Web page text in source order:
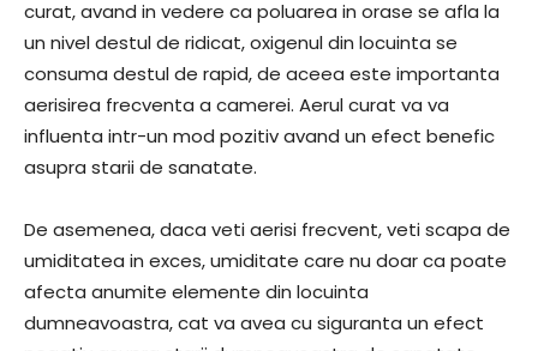
curat, avand in vedere ca poluarea in orase se afla la
un nivel destul de ridicat, oxigenul din locuinta se
consuma destul de rapid, de aceea este importanta
aerisirea frecventa a camerei. Aerul curat va va
influenta intr-un mod pozitiv avand un efect benefic
asupra starii de sanatate.
De asemenea, daca veti aerisi frecvent, veti scapa de
umiditatea in exces, umiditate care nu doar ca poate
afecta anumite elemente din locuinta
dumneavoastra, cat va avea cu siguranta un efect